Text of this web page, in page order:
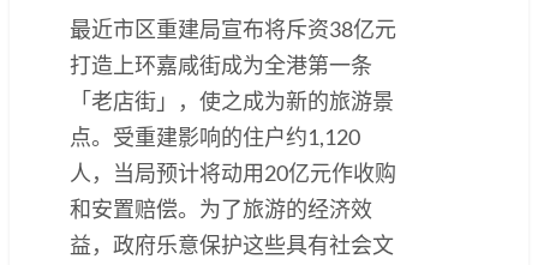
最近市区重建局宣布将斥资38亿元
打造上环嘉咸街成为全港第一条
「老店街」，使之成为新的旅游景
点。受重建影响的住户约1,120
人，当局预计将动用20亿元作收购
和安置赔偿。为了旅游的经济效
益，政府乐意保护这些具有社会文